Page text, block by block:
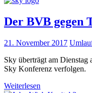
Der BVB gegen
21. November 2017
Sky überträgt am
Sky Konferenz verfolgen.
Weiterlesen